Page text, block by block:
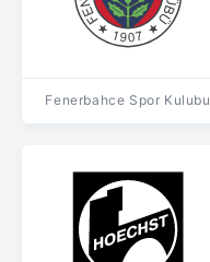
Fenerbahce Spor Kulubu